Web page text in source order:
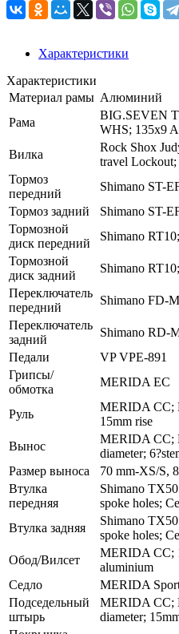
Характеристики
Характеристики
Материал рамы Алюминий
Рама
BIG.SEVEN
WHS; 135x9
Вилка
Rock Shox
travel
Тормоз
передний
Shimano ST-
Тормоз задний
Shimano ST-
Тормозной
диск передний
Shimano
Тормозной
диск задний
Shimano
Переключатель
передний
Shimano FD-
Переключатель
задний
Shimano RD-
Педали
VP VPE-891
Грипсы/
обмотка
MERIDA EC
Руль
MERIDA CC;
15mm rise
Вынос
MERIDA CC;
diameter;
Размер выноса
70 mm-XS/S,
Втулка
передняя
Shimano
spoke holes;
Втулка задняя
Shimano
spoke holes;
Обод/Вилсет
MERIDA CC;
aluminium
Седло
MERIDA
Подседельный
штырь
MERIDA CC;
diameter;